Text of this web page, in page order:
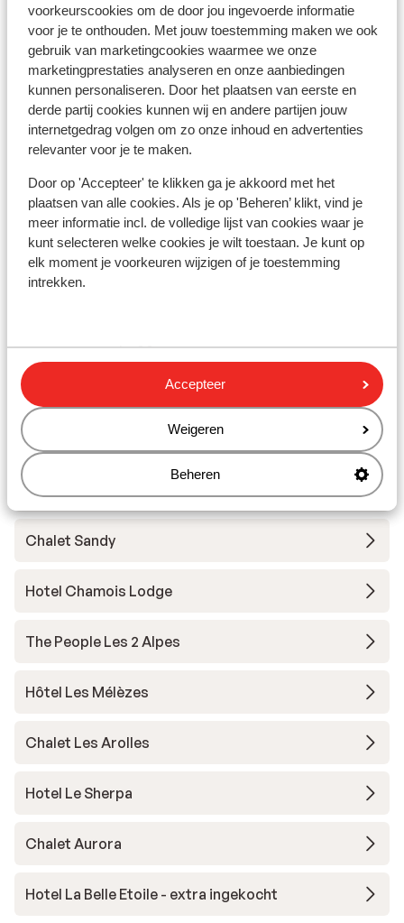
voorkeurscookies om de door jou ingevoerde informatie
voor je te onthouden. Met jouw toestemming maken we ook
gebruik van marketingcookies waarmee we onze
marketingprestaties analyseren en onze aanbiedingen
kunnen personaliseren. Door het plaatsen van eerste en
derde partij cookies kunnen wij en andere partijen jouw
internetgedrag volgen om zo onze inhoud en advertenties
relevanter voor je te maken.
Door op 'Accepteer' te klikken ga je akkoord met het
plaatsen van alle cookies. Als je op 'Beheren’ klikt, vind je
meer informatie incl. de volledige lijst van cookies waar je
kunt selecteren welke cookies je wilt toestaan. Je kunt op
elk moment je voorkeuren wijzigen of je toestemming
intrekken.
Accepteer
Weigeren
Beheren
Skilessen
Skimateriaal
Alpes
Hotel Serre Palas
Résidence Neige et Soleil
Base Camp Lodge Les Deux Alpes
Hôtel Belambra L’Orée des Pistes
Chalet Sandy
Hotel Chamois Lodge
The People Les 2 Alpes
Hôtel Les Mélèzes
Chalet Les Arolles
Hotel Le Sherpa
Chalet Aurora
Hotel La Belle Etoile - extra ingekocht